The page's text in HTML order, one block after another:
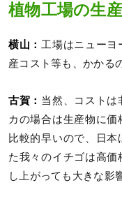
植物工場の生
横山： 工場はニューヨ
産コスト等も、かかる
古賀： 当然、コストは
カの場合は生産物に
比較的早いので、日
た我々のイチゴは高
し上がっても大きな影